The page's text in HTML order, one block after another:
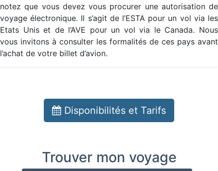
Trouver mon voyage
notez que vous devez vous procurer une autorisation de
voyage électronique. Il s’agit de l’ESTA pour un vol via les
Etats Unis et de l’AVE pour un vol via le Canada. Nous
vous invitons à consulter les formalités de ces pays avant
l’achat de votre billet d’avion.
Disponibilités et Tarifs